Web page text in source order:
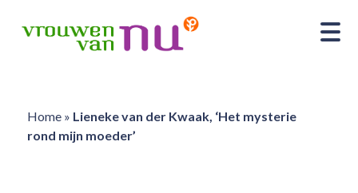
Home» Lieneke van der Kwaak, ‘Het mysterie
rond mijn moeder’